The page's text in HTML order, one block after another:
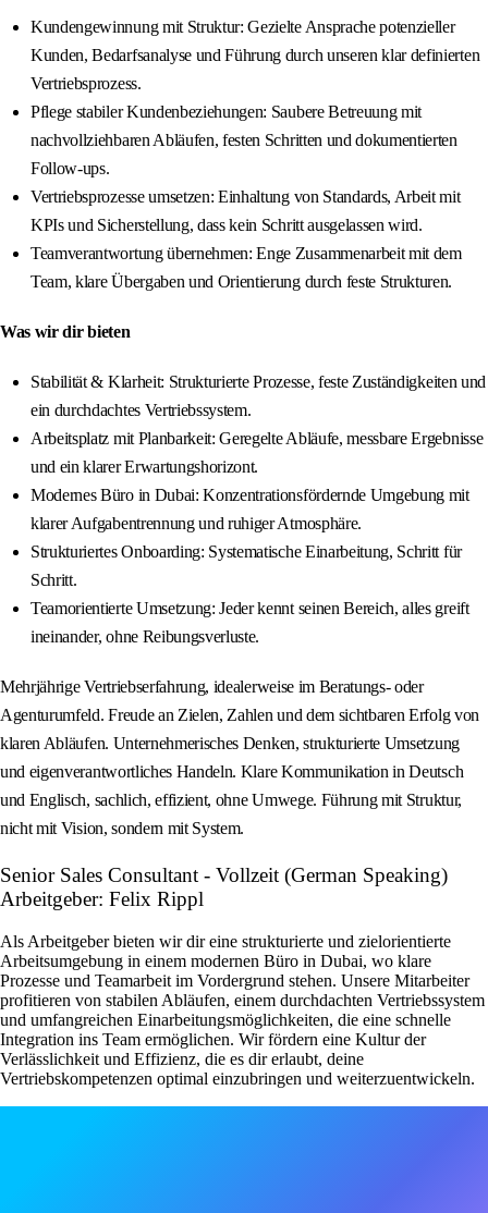
Kundengewinnung mit Struktur: Gezielte Ansprache potenzieller
Kunden, Bedarfsanalyse und Führung durch unseren klar definierten
Vertriebsprozess.
Pflege stabiler Kundenbeziehungen: Saubere Betreuung mit
nachvollziehbaren Abläufen, festen Schritten und dokumentierten
Follow-ups.
Vertriebsprozesse umsetzen: Einhaltung von Standards, Arbeit mit
KPIs und Sicherstellung, dass kein Schritt ausgelassen wird.
Teamverantwortung übernehmen: Enge Zusammenarbeit mit dem
Team, klare Übergaben und Orientierung durch feste Strukturen.
Was wir dir bieten
Stabilität & Klarheit: Strukturierte Prozesse, feste Zuständigkeiten und
ein durchdachtes Vertriebssystem.
Arbeitsplatz mit Planbarkeit: Geregelte Abläufe, messbare Ergebnisse
und ein klarer Erwartungshorizont.
Modernes Büro in Dubai: Konzentrationsfördernde Umgebung mit
klarer Aufgabentrennung und ruhiger Atmosphäre.
Strukturiertes Onboarding: Systematische Einarbeitung, Schritt für
Schritt.
Teamorientierte Umsetzung: Jeder kennt seinen Bereich, alles greift
ineinander, ohne Reibungsverluste.
Mehrjährige Vertriebserfahrung, idealerweise im Beratungs- oder
Agenturumfeld. Freude an Zielen, Zahlen und dem sichtbaren Erfolg von
klaren Abläufen. Unternehmerisches Denken, strukturierte Umsetzung
und eigenverantwortliches Handeln. Klare Kommunikation in Deutsch
und Englisch, sachlich, effizient, ohne Umwege. Führung mit Struktur,
nicht mit Vision, sondern mit System.
Senior Sales Consultant - Vollzeit (German Speaking)
Arbeitgeber: Felix Rippl
Als Arbeitgeber bieten wir dir eine strukturierte und zielorientierte
Arbeitsumgebung in einem modernen Büro in Dubai, wo klare
Prozesse und Teamarbeit im Vordergrund stehen. Unsere Mitarbeiter
profitieren von stabilen Abläufen, einem durchdachten Vertriebssystem
und umfangreichen Einarbeitungsmöglichkeiten, die eine schnelle
Integration ins Team ermöglichen. Wir fördern eine Kultur der
Verlässlichkeit und Effizienz, die es dir erlaubt, deine
Vertriebskompetenzen optimal einzubringen und weiterzuentwickeln.